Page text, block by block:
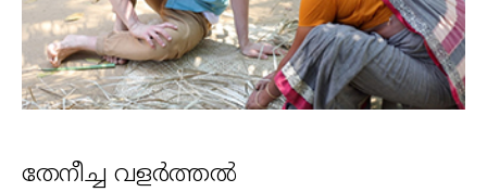
തേനീച്ച വളര്‍ത്തല്‍